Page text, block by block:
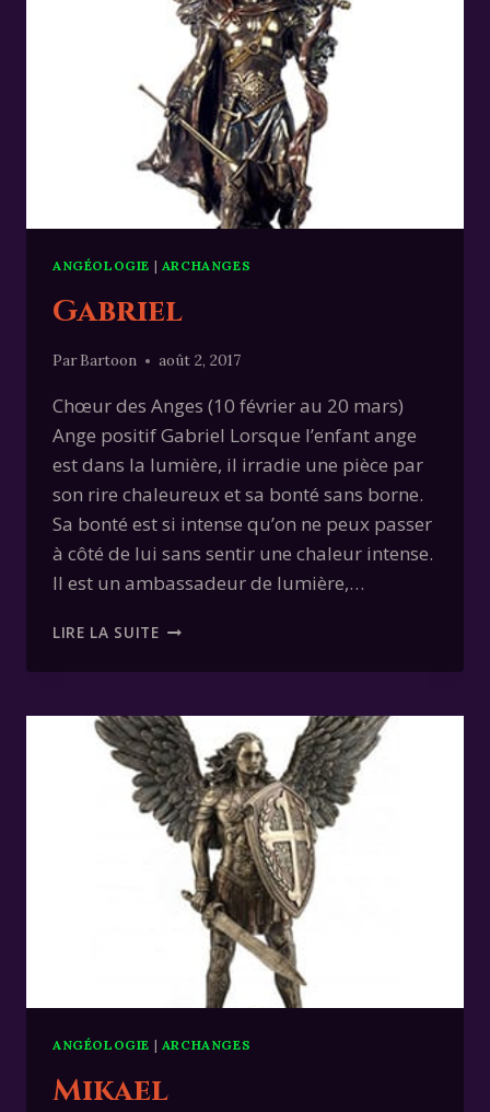
ANGÉOLOGIE | ARCHANGES
Gabriel
Par Bartoon août 2, 2017
Chœur des Anges (10 février au 20 mars)
Ange positif Gabriel Lorsque l’enfant ange
est dans la lumière, il irradie une pièce par
son rire chaleureux et sa bonté sans borne.
Sa bonté est si intense qu’on ne peux passer
à côté de lui sans sentir une chaleur intense.
Il est un ambassadeur de lumière,…
LIRE LA SUITEGABRIEL
ANGÉOLOGIE | ARCHANGES
Mikael